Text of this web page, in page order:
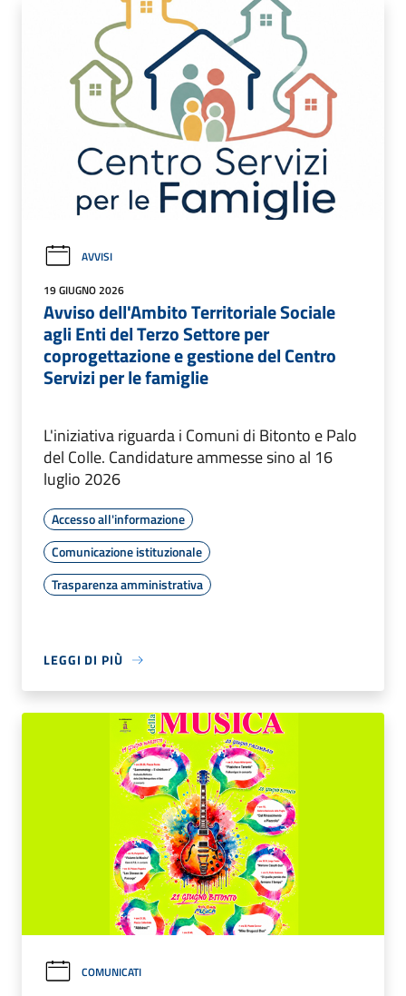
AVVISI
19 GIUGNO 2026
Avviso dell'Ambito Territoriale Sociale
agli Enti del Terzo Settore per
coprogettazione e gestione del Centro
Servizi per le famiglie
L'iniziativa riguarda i Comuni di Bitonto e Palo
del Colle. Candidature ammesse sino al 16
luglio 2026
Accesso all'informazione
Comunicazione istituzionale
Trasparenza amministrativa
LEGGI DI PIÙ
COMUNICATI